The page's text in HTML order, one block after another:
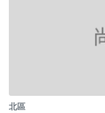
北區